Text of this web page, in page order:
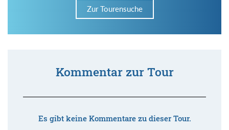
Zur Tourensuche
Kommentar zur Tour
Es gibt keine Kommentare zu dieser Tour.